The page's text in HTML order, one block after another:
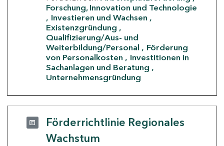
Forschung, Innovation und Technologie
Investieren und Wachsen
Existenzgründung
Qualifizierung/Aus- und
Weiterbildung/Personal
Förderung
von Personalkosten
Investitionen in
Sachanlagen und Beratung
Unternehmensgründung
Förderrichtlinie Regionales
Wachstum